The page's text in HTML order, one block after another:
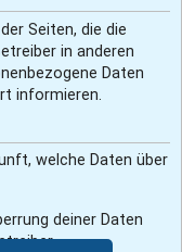
Seiten, die die
in anderen
Daten
informieren.
welche Daten über
deiner Daten